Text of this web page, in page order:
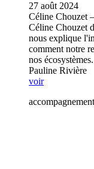
27 août 2024
Céline Chouzet
Céline Chouzet
nous explique
comment notre
nos écosystèmes.
Pauline Rivière
voir